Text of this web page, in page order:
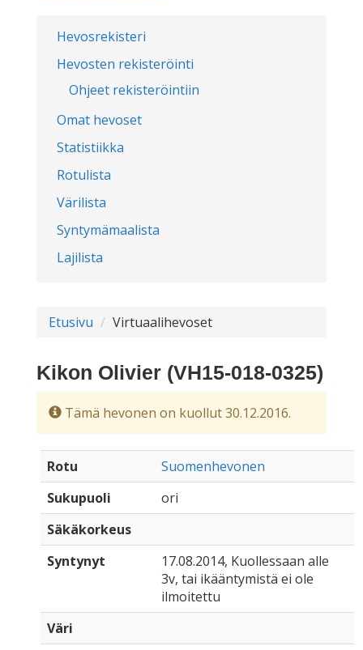
Hevosrekisteri
Hevosten rekisteröinti
Ohjeet rekisteröintiin
Omat hevoset
Statistiikka
Rotulista
Värilista
Syntymämaalista
Lajilista
Etusivu Virtuaalihevoset
Kikon Olivier (VH15-018-0325)
Tämä hevonen on kuollut 30.12.2016.
Rotu
Suomenhevonen
Sukupuoli
ori
Säkäkorkeus
Syntynyt
17.08.2014, Kuollessaan alle
3v, tai ikääntymistä ei ole
ilmoitettu
Väri